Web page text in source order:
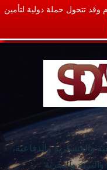
وقد تتحول حملة دولية لتأمين
والعسكرية والدفاعية،
والبحرية